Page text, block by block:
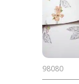
98080